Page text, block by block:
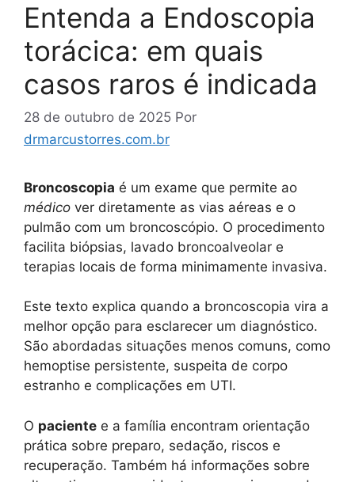
Entenda a Endoscopia
torácica: em quais
casos raros é indicada
28 de outubro de 2025 Por
drmarcustorres.com.br
Broncoscopia é um exame que permite ao
médico ver diretamente as vias aéreas e o
pulmão com um broncoscópio. O procedimento
facilita biópsias, lavado broncoalveolar e
terapias locais de forma minimamente invasiva.
Este texto explica quando a broncoscopia vira a
melhor opção para esclarecer um diagnóstico.
São abordadas situações menos comuns, como
hemoptise persistente, suspeita de corpo
estranho e complicações em UTI.
O paciente e a família encontram orientação
prática sobre preparo, sedação, riscos e
recuperação. Também há informações sobre